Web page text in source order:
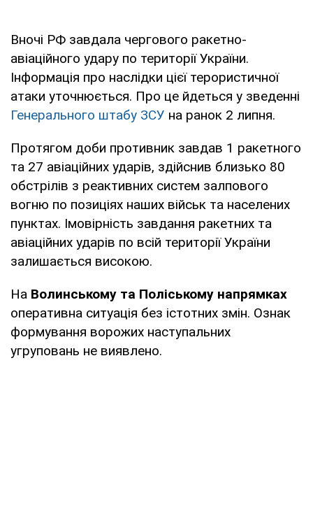
Вночі РФ завдала чергового ракетно-
авіаційного удару по території України.
Інформація про наслідки цієї терористичної
атаки уточнюється. Про це йдеться у зведенні
Генерального штабу ЗСУ на ранок 2 липня.
Протягом доби противник завдав 1 ракетного
та 27 авіаційних ударів, здійснив близько 80
обстрілів з реактивних систем залпового
вогню по позиціях наших військ та населених
пунктах. Імовірність завдання ракетних та
авіаційних ударів по всій території України
залишається високою.
На Волинському та Поліському напрямках
оперативна ситуація без істотних змін. Ознак
формування ворожих наступальних
угруповань не виявлено.